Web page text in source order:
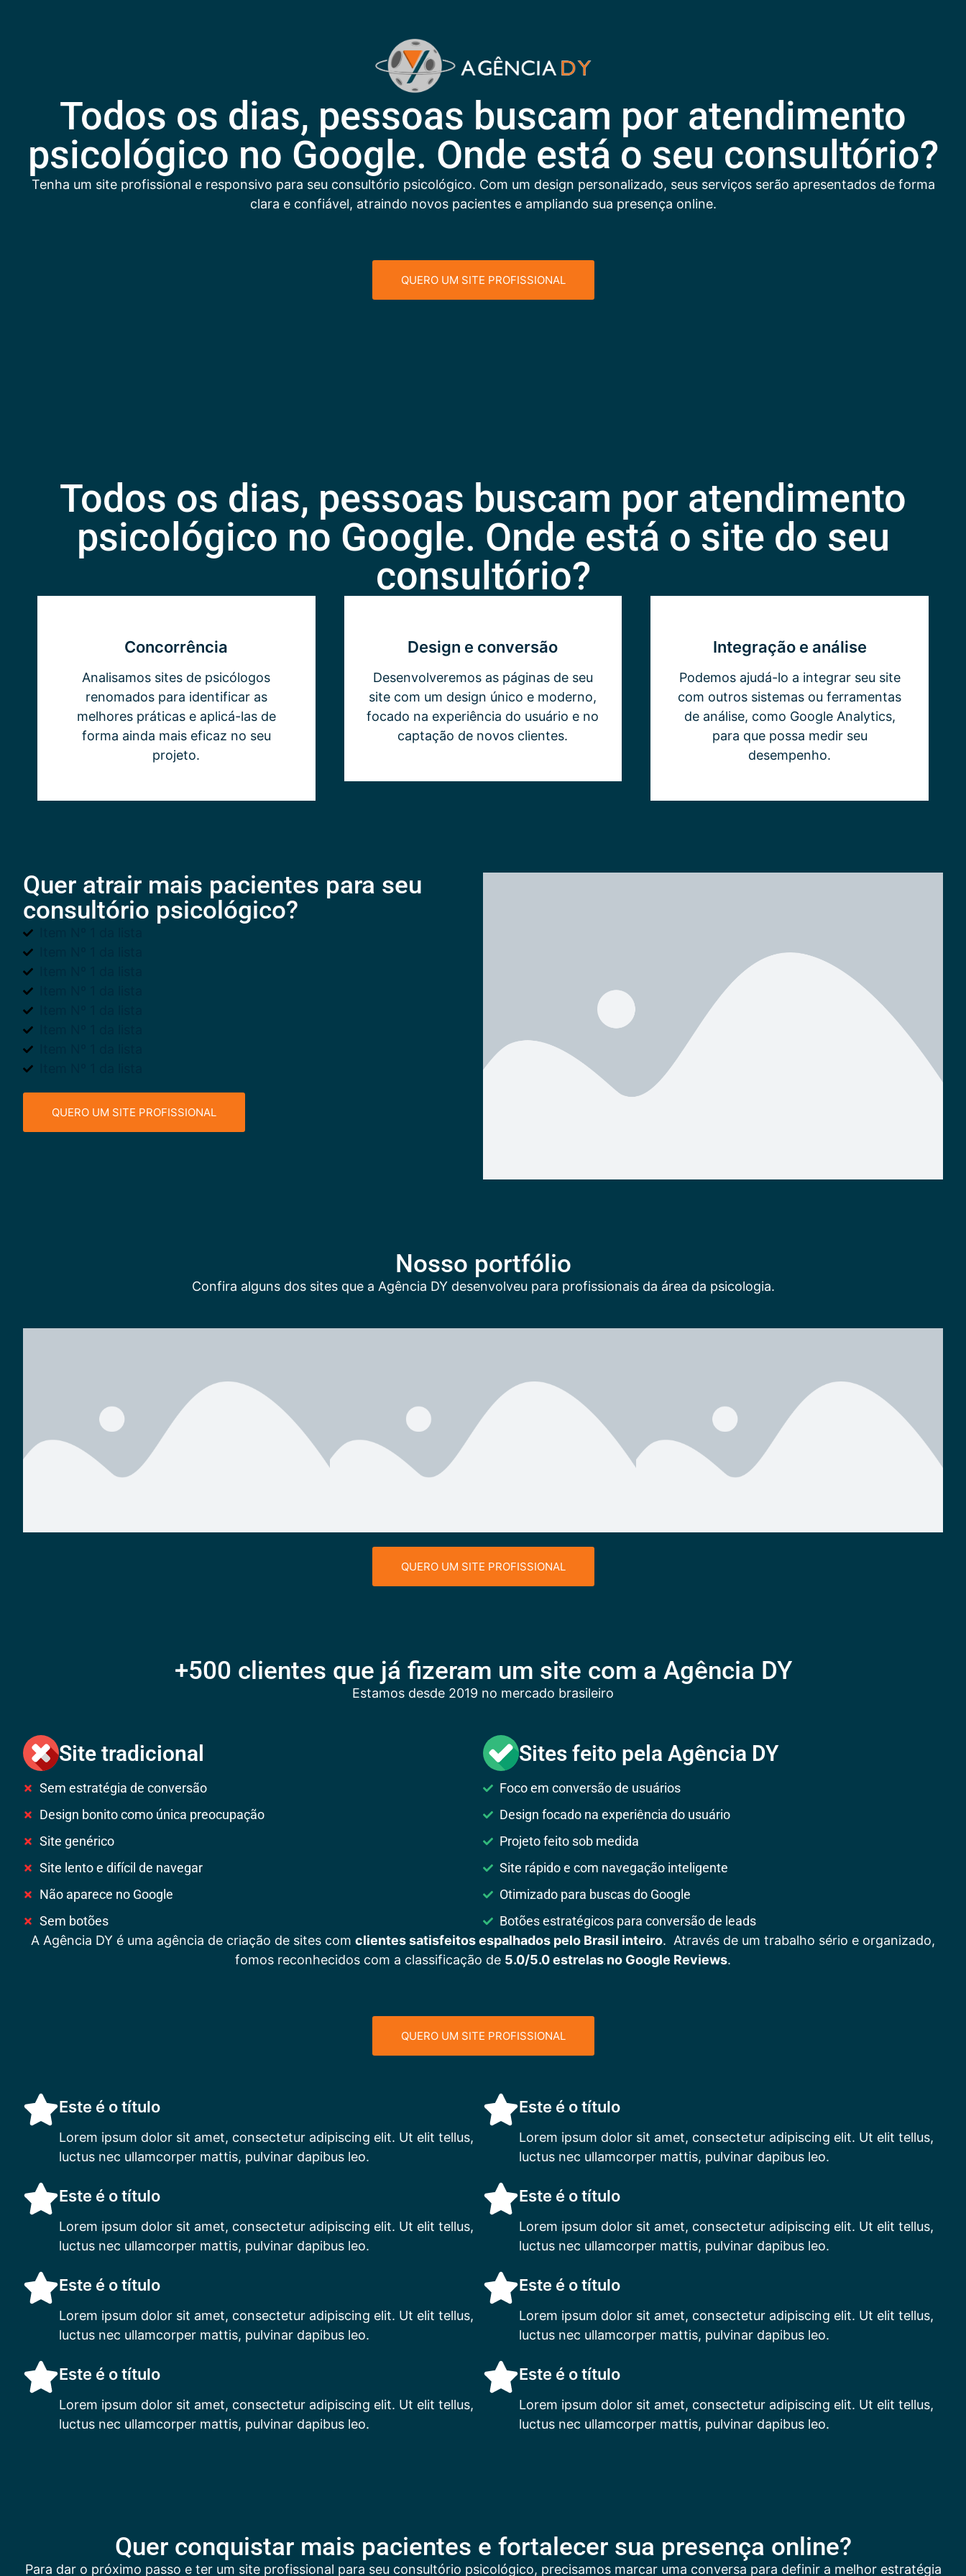
Todos os dias, pessoas buscam por atendimento
psicológico no Google. Onde está o seu consultório?
Tenha um site profissional e responsivo para seu consultório psicológico. Com um design personalizado, seus serviços serão apresentados de forma
clara e confiável, atraindo novos pacientes e ampliando sua presença online.
QUERO UM SITE PROFISSIONAL
Todos os dias, pessoas buscam por atendimento
psicológico no Google. Onde está o site do seu
consultório?
Concorrência
Analisamos sites de psicólogos
renomados para identificar as
melhores práticas e aplicá-las de
forma ainda mais eficaz no seu
projeto.
Design e conversão
Desenvolveremos as páginas de seu
site com um design único e moderno,
focado na experiência do usuário e no
captação de novos clientes.
Integração e análise
Podemos ajudá-lo a integrar seu site
com outros sistemas ou ferramentas
de análise, como Google Analytics,
para que possa medir seu
desempenho.
Quer atrair mais pacientes para seu
consultório psicológico?
QUERO UM SITE PROFISSIONAL
Nosso portfólio
Confira alguns dos sites que a Agência DY desenvolveu para profissionais da área da psicologia.
QUERO UM SITE PROFISSIONAL
+500 clientes que já fizeram um site com a Agência DY
Estamos desde 2019 no mercado brasileiro
Site tradicional
Sem estratégia de conversão
Design bonito como única preocupação
Site genérico
Site lento e difícil de navegar
Não aparece no Google
Sem botões
Sites feito pela Agência DY
Foco em conversão de usuários
Design focado na experiência do usuário
Projeto feito sob medida
Site rápido e com navegação inteligente
Otimizado para buscas do Google
Botões estratégicos para conversão de leads
A Agência DY é uma agência de criação de sites com clientes satisfeitos espalhados pelo Brasil inteiro. Através de um trabalho sério e organizado,
fomos reconhecidos com a classificação de 5.0/5.0 estrelas no Google Reviews.
QUERO UM SITE PROFISSIONAL
Este é o título
Lorem ipsum dolor sit amet, consectetur adipiscing elit. Ut elit tellus,
luctus nec ullamcorper mattis, pulvinar dapibus leo.
Este é o título
Lorem ipsum dolor sit amet, consectetur adipiscing elit. Ut elit tellus,
luctus nec ullamcorper mattis, pulvinar dapibus leo.
Este é o título
Lorem ipsum dolor sit amet, consectetur adipiscing elit. Ut elit tellus,
luctus nec ullamcorper mattis, pulvinar dapibus leo.
Este é o título
Lorem ipsum dolor sit amet, consectetur adipiscing elit. Ut elit tellus,
luctus nec ullamcorper mattis, pulvinar dapibus leo.
Este é o título
Lorem ipsum dolor sit amet, consectetur adipiscing elit. Ut elit tellus,
luctus nec ullamcorper mattis, pulvinar dapibus leo.
Este é o título
Lorem ipsum dolor sit amet, consectetur adipiscing elit. Ut elit tellus,
luctus nec ullamcorper mattis, pulvinar dapibus leo.
Este é o título
Lorem ipsum dolor sit amet, consectetur adipiscing elit. Ut elit tellus,
luctus nec ullamcorper mattis, pulvinar dapibus leo.
Este é o título
Lorem ipsum dolor sit amet, consectetur adipiscing elit. Ut elit tellus,
luctus nec ullamcorper mattis, pulvinar dapibus leo.
Quer conquistar mais pacientes e fortalecer sua presença online?
Para dar o próximo passo e ter um site profissional para seu consultório psicológico, precisamos marcar uma conversa para definir a melhor estratégia